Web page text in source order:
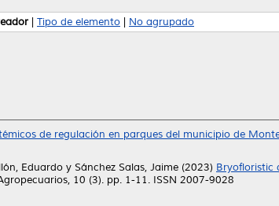
Tipo de elemento No agrupado
de regulación en parques del municipio de
Eduardo y Sánchez Salas, Jaime (2023) Bryofloristic
10 (3). pp. 1-11. ISSN 2007-9028